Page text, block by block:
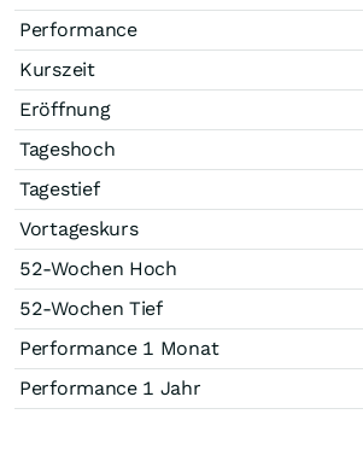
Performance
Kurszeit
Eröffnung
Tageshoch
Tagestief
Vortageskurs
52-Wochen Hoch
52-Wochen Tief
Performance 1 Monat
Performance 1 Jahr